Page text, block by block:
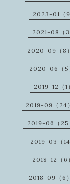
2023-01（9
2021-08（3
2020-09（8）
2020-06（5
2019-12（1）
2019-09（24）
2019-06（25
2019-03（14
2018-12（6）
2018-09（6）